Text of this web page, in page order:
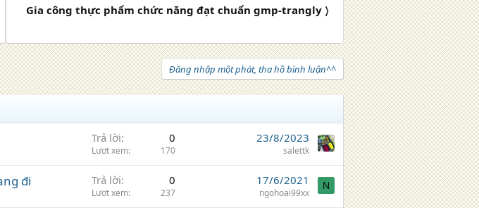
Gia công thực phẩm chức năng đạt chuẩn gmp-trangly 〉
Đăng nhập một phát, tha hồ bình luận^^
Trả lời 0
Lượt xem 170
23/8/2023
salettk
đi Trả lời 0
Lượt xem 237
17/6/2021
ngohoai99xx
N